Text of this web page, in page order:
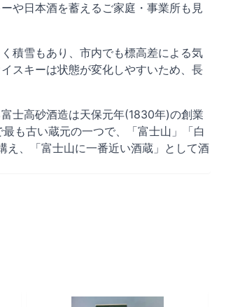
や日本酒を蓄えるご家庭・事業所も見
積雪もあり、市内でも標高差による気
スキーは状態が変化しやすいため、長
士高砂酒造は天保元年(1830年)の創業
も古い蔵元の一つで、「富士山」「白
、「富士山に一番近い酒蔵」として酒